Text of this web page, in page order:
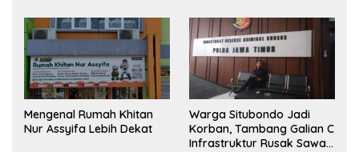
Mengenal Rumah Khitan
Nur Assyifa Lebih Dekat
Warga Situbondo Jadi
Korban, Tambang Galian C
Infrastruktur Rusak Sawah